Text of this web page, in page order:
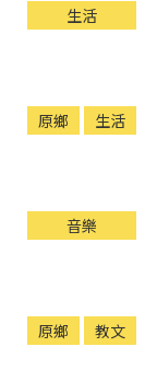
生活
原鄉 生活
音樂
原鄉 教文